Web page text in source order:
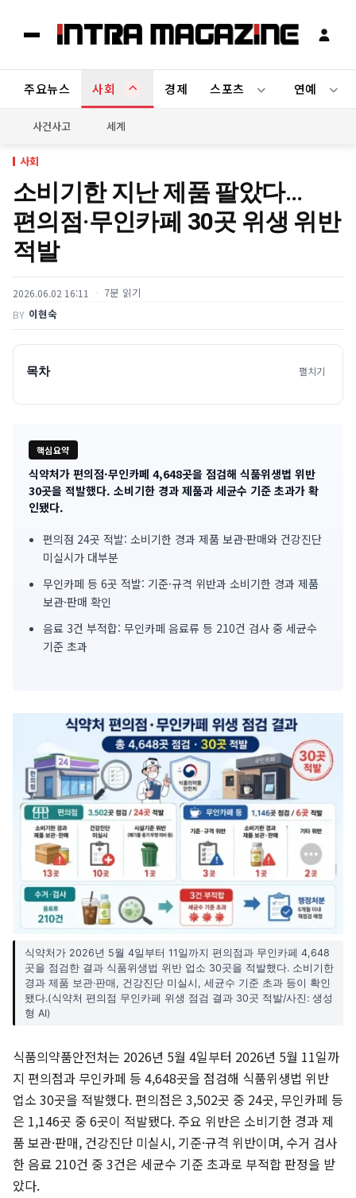
주요뉴스 사회 경제 스포츠 연예
사건사고 세계
사회
소비기한 지난 제품 팔았다…
편의점·무인카페 30곳 위생 위반
적발
2026.06.02 16:11 7분 읽기
BY 이현숙
목차 펼치기
핵심요약
기
사
핵
약
식약처가 편의점·무인카페 4,648곳을 점검해 식품위생법 위반
30곳을 적발했다. 소비기한 경과 제품과 세균수 기준 초과가 확
인됐다.
편의점 24곳 적발: 소비기한 경과 제품 보관·판매와 건강진단
미실시가 대부분
무인카페 등 6곳 적발: 기준·규격 위반과 소비기한 경과 제품
보관·판매 확인
음료 3건 부적합: 무인카페 음료류 등 210건 검사 중 세균수
기준 초과
식약처가 2026년 5월 4일부터 11일까지 편의점과 무인카페 4,648
곳을 점검한 결과 식품위생법 위반 업소 30곳을 적발했다. 소비기한
경과 제품 보관·판매, 건강진단 미실시, 세균수 기준 초과 등이 확인
됐다.(식약처 편의점 무인카페 위생 점검 결과 30곳 적발/사진: 생성
형 AI)
식품의약품안전처는 2026년 5월 4일부터 2026년 5월 11일까
지 편의점과 무인카페 등 4,648곳을 점검해 식품위생법 위반
업소 30곳을 적발했다. 편의점은 3,502곳 중 24곳, 무인카페 등
은 1,146곳 중 6곳이 적발됐다. 주요 위반은 소비기한 경과 제
품 보관·판매, 건강진단 미실시, 기준·규격 위반이며, 수거 검사
한 음료 210건 중 3건은 세균수 기준 초과로 부적합 판정을 받
았다.